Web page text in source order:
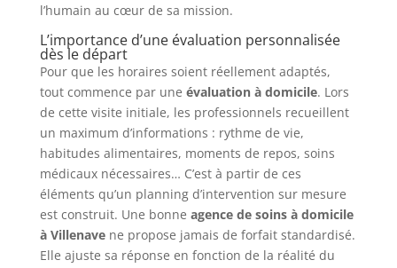
l’humain au cœur de sa mission.
L’importance d’une évaluation personnalisée
dès le départ
Pour que les horaires soient réellement adaptés,
tout commence par une évaluation à domicile. Lors
de cette visite initiale, les professionnels recueillent
un maximum d’informations : rythme de vie,
habitudes alimentaires, moments de repos, soins
médicaux nécessaires… C’est à partir de ces
éléments qu’un planning d’intervention sur mesure
est construit. Une bonne agence de soins à domicile
à Villenavene propose jamais de forfait standardisé.
Elle ajuste sa réponse en fonction de la réalité du